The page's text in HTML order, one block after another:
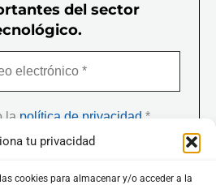
tu privacidad
cookies para almacenar y/o acceder a la
del sector
la política de privacidad *